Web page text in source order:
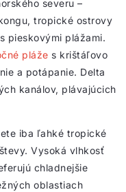
severu –
tropické ostrovy
pieskovými plážami.
pláže s krištáľovo
a potápanie. Delta
kanálov, plávajúcich
iba ľahké tropické
Vysoká vlhkosť
chladnejšie
oblastiach